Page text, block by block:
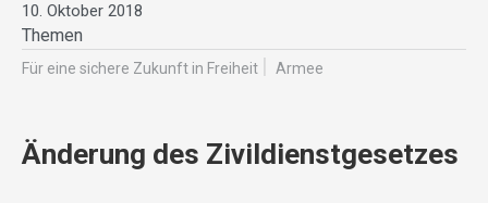
10. Oktober 2018
Themen
Für eine sichere Zukunft in Freiheit Armee
Änderung des Zivildienstgesetzes